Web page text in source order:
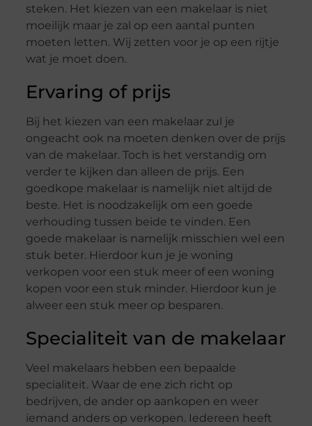
steken. Het kiezen van een makelaar is niet
moeilijk maar je zal op een aantal punten
moeten letten. Wij zetten voor je op een rijtje
wat je moet doen.
Ervaring of prijs
Bij het kiezen van een makelaar zul je
ongeacht ook na moeten denken over de prijs
van de makelaar. Toch is het verstandig om
verder te kijken dan alleen de prijs. Een
goedkope makelaar is namelijk niet altijd de
beste. Het is noodzakelijk om een goede
verhouding tussen beide te vinden. Een
goede makelaar is namelijk misschien wel een
stuk beter. Hierdoor kun je je woning
verkopen voor een stuk meer of een woning
kopen voor een stuk minder. Hierdoor kun je
alweer een stuk meer op besparen.
Specialiteit van de makelaar
Veel makelaars hebben een bepaalde
specialiteit. Waar de ene zich richt op
bedrijven, de ander op aankopen en weer
iemand anders op verkopen. Iedereen heeft